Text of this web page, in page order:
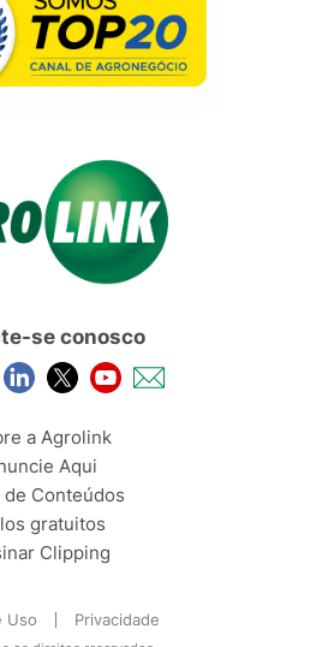
se conosco
a Agrolink
Aqui
de Conteúdos
gratuitos
Clipping
Uso Privacidade